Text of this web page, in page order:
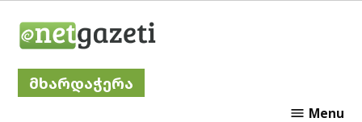
მხარდაჭერა
Menu